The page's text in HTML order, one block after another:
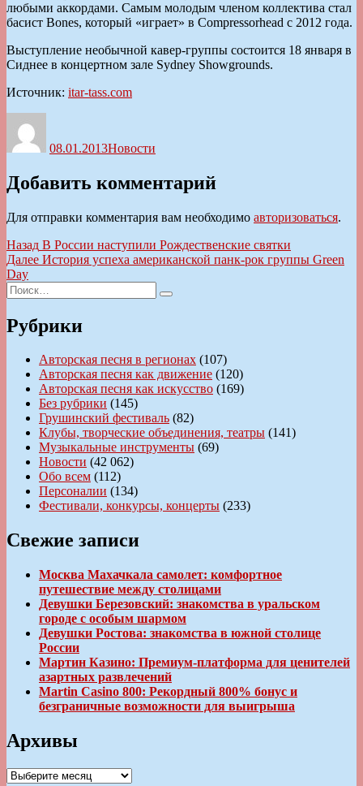
любыми аккордами. Самым молодым членом коллектива стал
басист Bones, который «играет» в Compressorhead с 2012 года.
Выступление необычной кавер-группы состоится 18 января в
Сиднее в концертном зале Sydney Showgrounds.
Источник: itar-tass.com
08.01.2013Новости
Добавить комментарий
Для отправки комментария вам необходимо авторизоваться.
Навигация
по
записям
Назад Предыдущая
запись:
В России наступили Рождественские святки
Далее Следующая
История успеха американской панк-рок группы Green
Day
Искать:
Поиск
Рубрики
Авторская песня в регионах (107)
Авторская песня как движение (120)
Авторская песня как искусство (169)
Без рубрики (145)
Грушинский фестиваль (82)
Клубы, творческие объединения, театры (141)
Музыкальные инструменты (69)
Новости (42 062)
Обо всем (112)
Персоналии (134)
Фестивали, конкурсы, концерты (233)
Свежие записи
Москва Махачкала самолет: комфортное
путешествие между столицами
Девушки Березовский: знакомства в уральском
городе с особым шармом
Девушки Ростова: знакомства в южной столице
России
Мартин Казино: Премиум-платформа для ценителей
азартных развлечений
Martin Casino 800: Рекордный 800% бонус и
безграничные возможности для выигрыша
Архивы
Архивы